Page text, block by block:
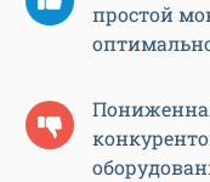
простой